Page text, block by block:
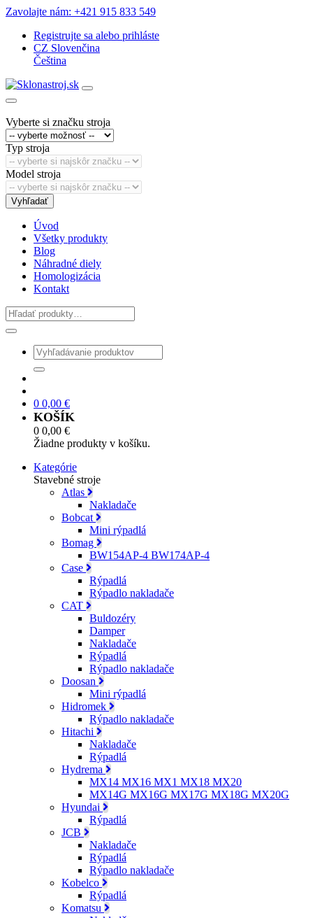
Zavolajte nám: +421 915 833 549
Registrujte sa alebo prihláste
CZ Slovenčina
Čeština
Vyberte si značku stroja
Typ stroja
Model stroja
Vyhľadať
Úvod
Všetky produkty
Blog
Náhradné diely
Homologizácia
Kontakt
0 0,00 €
KOŠÍK
0 0,00 €
Žiadne produkty v košíku.
Kategórie
Stavebné stroje
Atlas
Nakladače
Bobcat
Mini rýpadlá
Bomag
BW154AP-4 BW174AP-4
Case
Rýpadlá
Rýpadlo nakladače
CAT
Buldozéry
Damper
Nakladače
Rýpadlá
Rýpadlo nakladače
Doosan
Mini rýpadlá
Hidromek
Rýpadlo nakladače
Hitachi
Nakladače
Rýpadlá
Hydrema
MX14 MX16 MX1 MX18 MX20
MX14G MX16G MX17G MX18G MX20G
Hyundai
Rýpadlá
JCB
Nakladače
Rýpadlá
Rýpadlo nakladače
Kobelco
Rýpadlá
Komatsu